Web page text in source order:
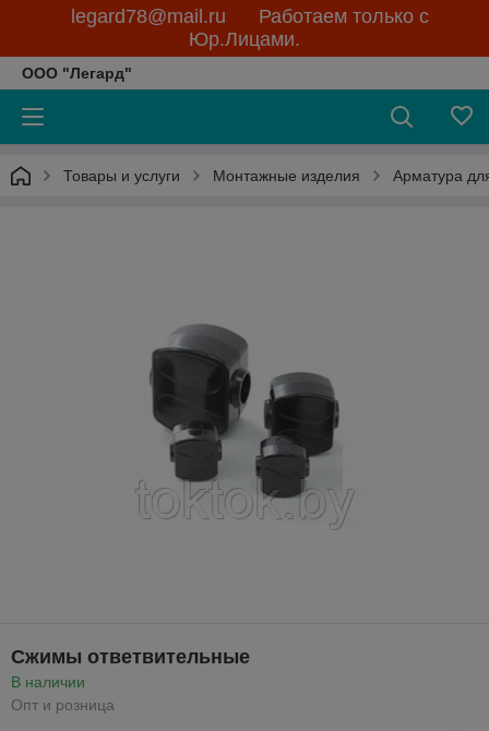
legard78@mail.ru Работаем только с
Юр.Лицами.
ООО "Легард"
Товары и услуги Монтажные изделия Арматура
Сжимы ответвительные
В наличии
Опт и розница